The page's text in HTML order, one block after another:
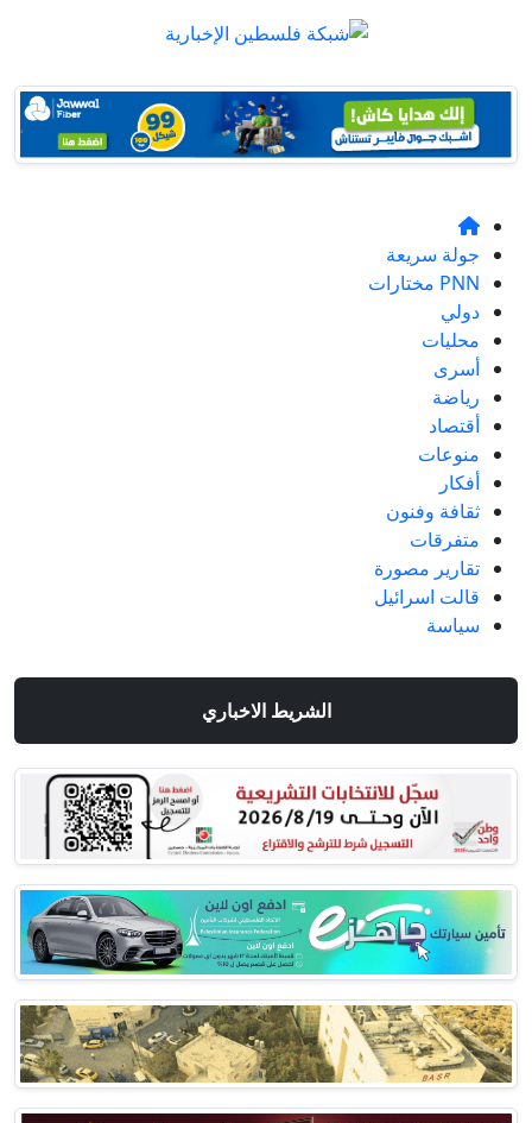
جولة سريعة
PNN مختارات
دولي
محليات
أسرى
رياضة
أقتصاد
منوعات
أفكار
ثقافة وفنون
متفرقات
تقارير مصورة
قالت اسرائيل
سياسة
الشريط الاخباري